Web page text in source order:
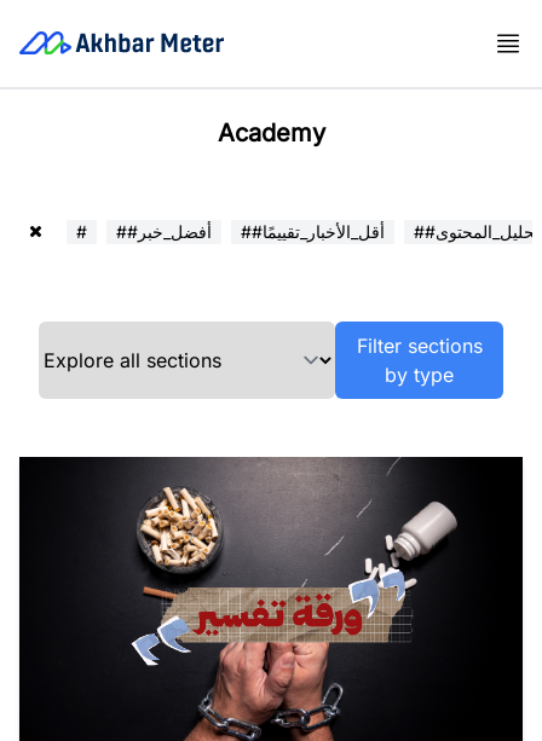
Academy
# ##أفضل_خبر ##أقل_الأخبار_تقييمًا ##تحليل_المحتوى
Filter sections
by type